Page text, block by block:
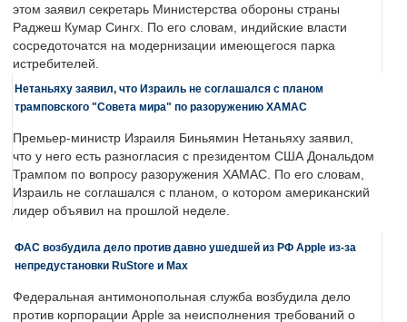
этом заявил секретарь Министерства обороны страны
Раджеш Кумар Сингх. По его словам, индийские власти
сосредоточатся на модернизации имеющегося парка
истребителей.
Нетаньяху заявил, что Израиль не соглашался с планом
трамповского "Совета мира" по разоружению ХАМАС
Премьер-министр Израиля Биньямин Нетаньяху заявил,
что у него есть разногласия с президентом США Дональдом
Трампом по вопросу разоружения ХАМАС. По его словам,
Израиль не соглашался с планом, о котором американский
лидер объявил на прошлой неделе.
ФАС возбудила дело против давно ушедшей из РФ Apple из-за
непредустановки RuStore и Max
Федеральная антимонопольная служба возбудила дело
против корпорации Apple за неисполнения требований о